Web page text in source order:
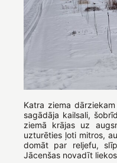
Katra ziema
sagādāja kailsali,
ziemā krājas uz
uzturēties ļoti mitros,
domāt par reljefu,
Jācenšas novadīt